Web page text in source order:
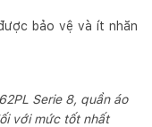
bảo vệ và ít nhăn
Serie 8, quần áo
với mức tốt nhất